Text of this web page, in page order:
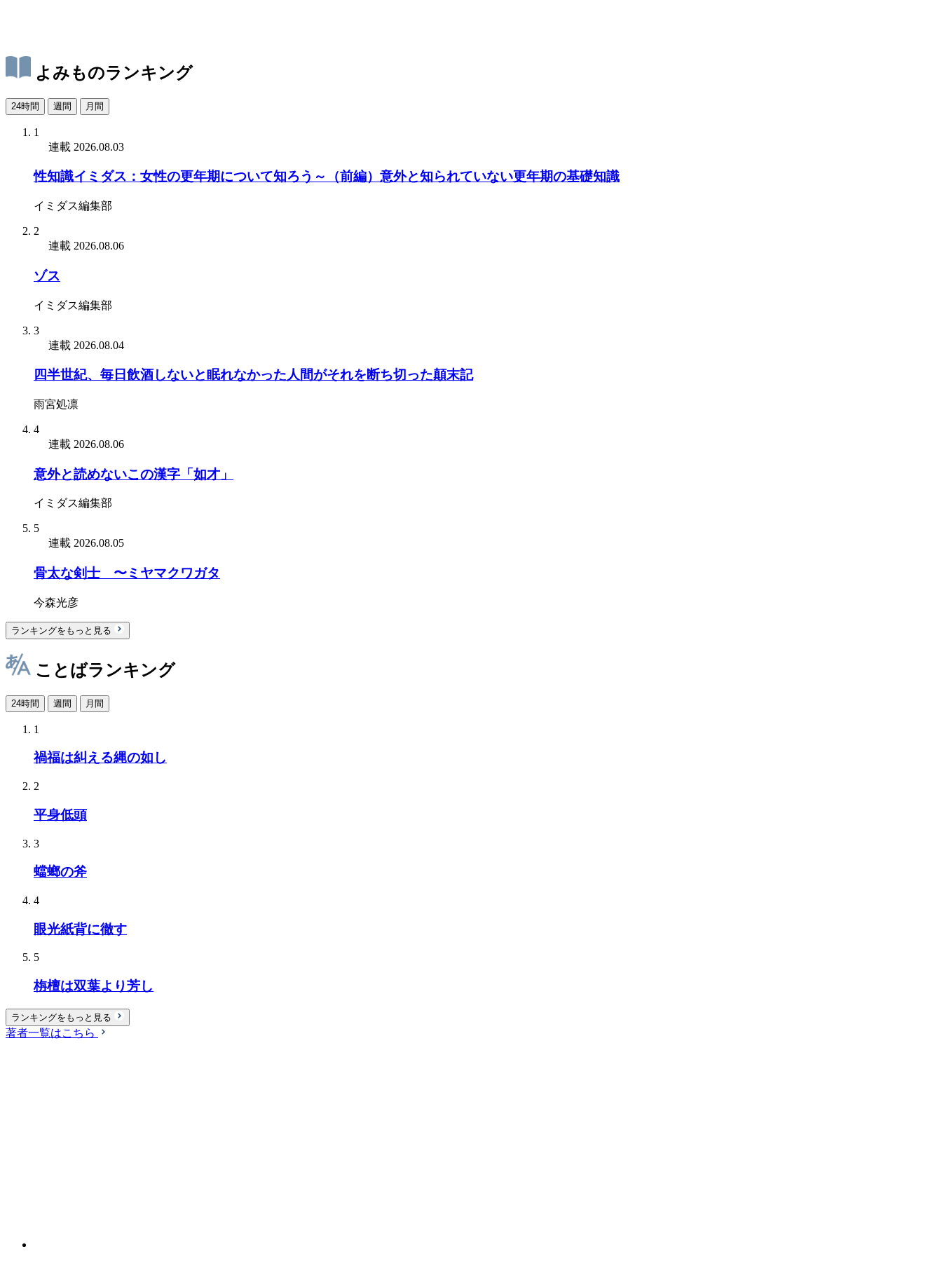
よみものランキング
24時間 週間 月間
1
連載 2026.08.03
性知識イミダス：女性の更年期について知ろう～（前編）意外と知られていない更年期の基礎知識
イミダス編集部
2
連載 2026.08.06
ゾス
イミダス編集部
3
連載 2026.08.04
四半世紀、毎日飲酒しないと眠れなかった人間がそれを断ち切った顛末記
雨宮処凛
4
連載 2026.08.06
意外と読めないこの漢字「如才」
イミダス編集部
5
連載 2026.08.05
骨太な剣士 〜ミヤマクワガタ
今森光彦
ランキングをもっと見る
ことばランキング
24時間 週間 月間
1
禍福は糾える縄の如し
2
平身低頭
3
蟷螂の斧
4
眼光紙背に徹す
5
栴檀は双葉より芳し
ランキングをもっと見る
著者一覧はこちら